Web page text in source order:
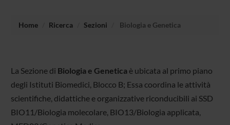
Home Ricerca Sezioni Biologia e Genetica
La Sezione di Biologia e Geneticaè ubicata al primo piano
degli Istituti Biomedici, Blocco B; Essa coordina le attività
scientifiche, didattiche e organizzative riconducibili ai SSD
BIO11/Biologia molecolare, BIO13/Biologia applicata,